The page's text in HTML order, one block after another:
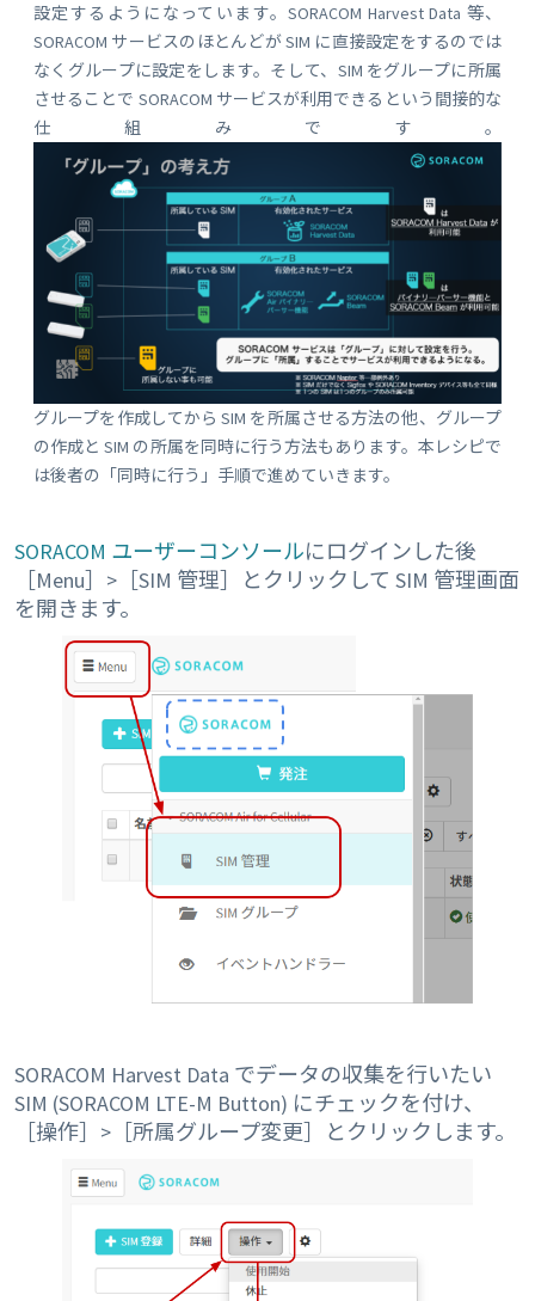
設定するようになっています。SORACOM Harvest Data 等、
SORACOM サービスのほとんどが SIM に直接設定をするのでは
なくグループに設定をします。そして、SIM をグループに所属
させることで SORACOM サービスが利用できるという間接的な
仕組みです。
グループを作成してから SIM を所属させる方法の他、グループ
の作成と SIM の所属を同時に行う方法もあります。本レシピで
は後者の「同時に行う」手順で進めていきます。
SORACOM ユーザーコンソールにログインした後
［Menu］>［SIM 管理］とクリックして SIM 管理画面
を開きます。
SORACOM Harvest Data でデータの収集を行いたい
SIM (SORACOM LTE-M Button) にチェックを付け、
［操作］>［所属グループ変更］とクリックします。